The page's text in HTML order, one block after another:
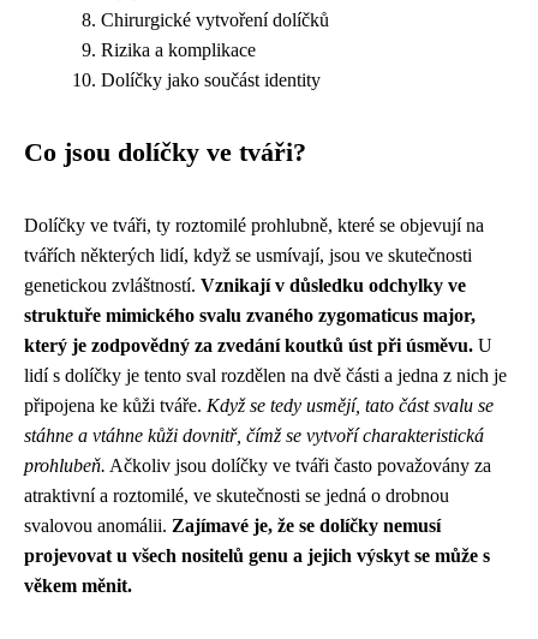
Chirurgické vytvoření dolíčků
Rizika a komplikace
Dolíčky jako součást identity
Co jsou dolíčky ve tváři?
Dolíčky ve tváři, ty roztomilé prohlubně, které se objevují na
tvářích některých lidí, když se usmívají, jsou ve skutečnosti
genetickou zvláštností. Vznikají v důsledku odchylky ve
struktuře mimického svalu zvaného zygomaticus major,
který je zodpovědný za zvedání koutků úst při úsměvu. U
lidí s dolíčky je tento sval rozdělen na dvě části a jedna z nich je
připojena ke kůži tváře. Když se tedy usmějí, tato část svalu se
stáhne a vtáhne kůži dovnitř, čímž se vytvoří charakteristická
prohlubeň. Ačkoliv jsou dolíčky ve tváři často považovány za
atraktivní a roztomilé, ve skutečnosti se jedná o drobnou
svalovou anomálii. Zajímavé je, že se dolíčky nemusí
projevovat u všech nositelů genu a jejich výskyt se může s
věkem měnit.